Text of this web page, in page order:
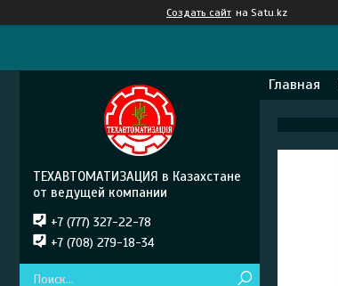
Создать сайт на Satu.kz
Главная
ТЕХАВТОМАТИЗАЦИЯ в Казахстане
от ведущей компании
+7 (777) 327-22-78
+7 (708) 279-18-34